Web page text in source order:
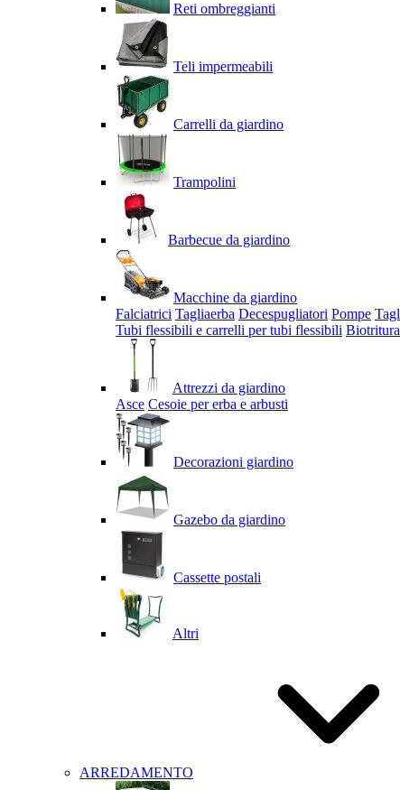
Reti ombreggianti
Teli impermeabili
Carrelli da giardino
Trampolini
Barbecue da giardino
Macchine da giardino
Falciatrici Tagliaerba Decespugliatori Pompe
Tubi flessibili e carrelli per tubi flessibili
Attrezzi da giardino
Asce Cesoie per erba e arbusti
Decorazioni giardino
Gazebo da giardino
Cassette postali
Altri
ARREDAMENTO